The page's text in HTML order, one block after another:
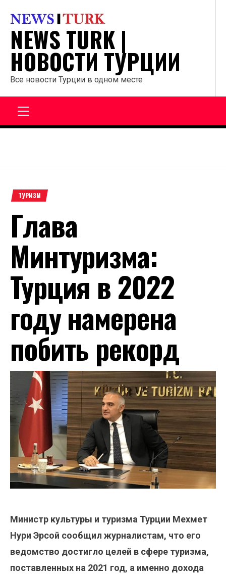
содержанию
NEWS TURK |
НОВОСТИ ТУРЦИИ
Все новости Турции в одном месте
ТУРИЗМ
Глава
Минтуризма:
Турция в 2022
году намерена
побить рекорд
Министр культуры и туризма Турции Мехмет
Нури Эрсой сообщил журналистам, что его
ведомство достигло целей в сфере туризма,
поставленных на 2021 год, а именно дохода